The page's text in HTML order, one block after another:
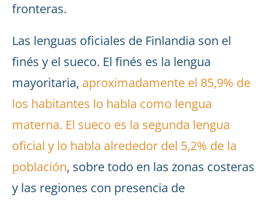
fronteras.
Las lenguas oficiales de Finlandia son el
finés y el sueco. El finés es la lengua
mayoritaria, aproximadamente el 85,9% de
los habitantes lo habla como lengua
materna. El sueco es la segunda lengua
oficial y lo habla alrededor del 5,2% de la
población, sobre todo en las zonas costeras
y las regiones con presencia de